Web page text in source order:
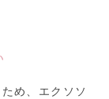
め、エクソソ